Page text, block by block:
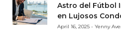
Astro del Fútbol
en Lujosos
April 16, 2025 - Yenny